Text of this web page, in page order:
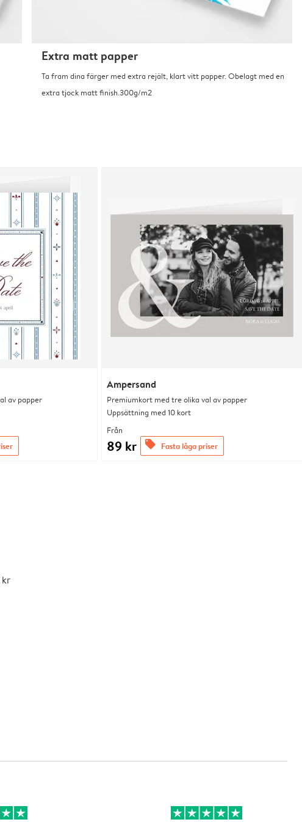
Extra matt papper
Ta fram dina färger med extra rejält, klart vitt papper. Obelagt med en
extra tjock matt finish.300g/m2
av papper
Ampersand
Premiumkort med tre olika val av papper
Uppsättning med 10 kort
Från
89 kr offers Fasta låga priser